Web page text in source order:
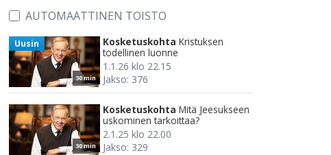
AUTOMAATTINEN TOISTO
30 min
Uusin Kosketuskohta Kristuksen
todellinen luonne
1.1.26 klo 22.15
Jakso: 376
30 min
Kosketuskohta Mitä Jeesukseen
uskominen tarkoittaa?
2.1.25 klo 22.00
Jakso: 329